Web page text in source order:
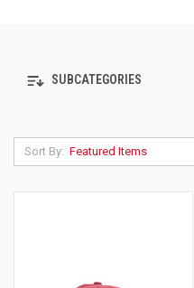
SUBCATEGORIES
Sort By: